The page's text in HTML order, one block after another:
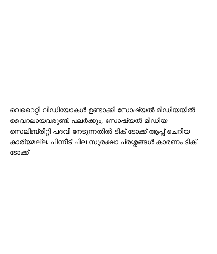
വെറൈറ്റി വീഡിയോകൾ ഉണ്ടാക്കി സോഷ്യൽ മീഡിയയിൽ
വൈറലായവരുണ്ട്. പലർക്കും, സോഷ്യൽ മീഡിയ
സെലിബ്രിറ്റി പദവി നേടുന്നതിൽ ടിക് ടോക്ക് ആപ്പ് ചെറിയ
കാര്യമല്ല. പിന്നീട് ചില സുരക്ഷാ പ്രശ്നങ്ങൾ കാരണം ടിക്
ടോക്ക്